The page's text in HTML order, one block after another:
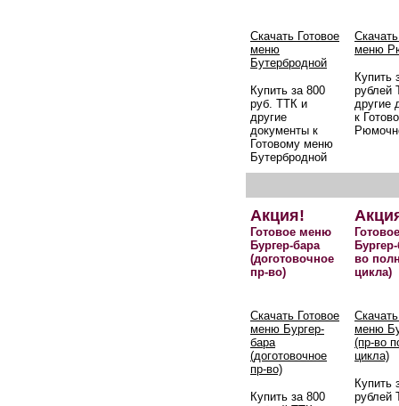
Скачать Готовое
меню
Бутербродной
Купить за 800
руб. ТТК и
другие
документы к
Готовому меню
Бутербродной
меню
Купить
рублей
другие
к
Акция!
Готовое меню
Бургер-бара
(доготовочное
пр-во)
во
цикла)
Скачать Готовое
меню Бургер-
бара
(доготовочное
пр-во)
Купить за 800
меню
(пр-во
цикла)
Купить
рублей